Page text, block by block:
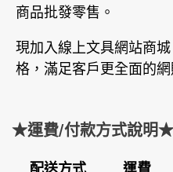
商品批發零售。
現加入線上文具網站商
格，滿足客戶更全面的網
★運費/付款方式說明★
配送方式 運費